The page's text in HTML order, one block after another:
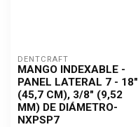
DENTCRAFT
MANGO INDEXABLE -
PANEL LATERAL 7 - 18"
(45,7 CM), 3/8" (9,52
MM) DE DIÁMETRO-
NXPSP7